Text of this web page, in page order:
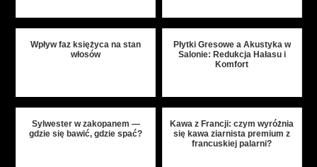
Wpływ faz księżyca na stan
włosów
Płytki Gresowe a Akustyka w
Salonie: Redukcja Hałasu i
Komfort
Sylwester w zakopanem —
gdzie się bawić, gdzie spać?
Kawa z Francji: czym wyróżnia
się kawa ziarnista premium z
francuskiej palarni?